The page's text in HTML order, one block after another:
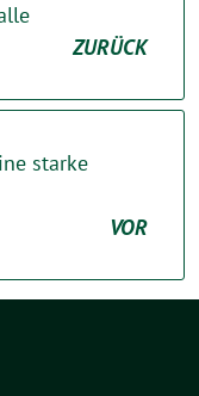
ZURÜCK
starke
VOR